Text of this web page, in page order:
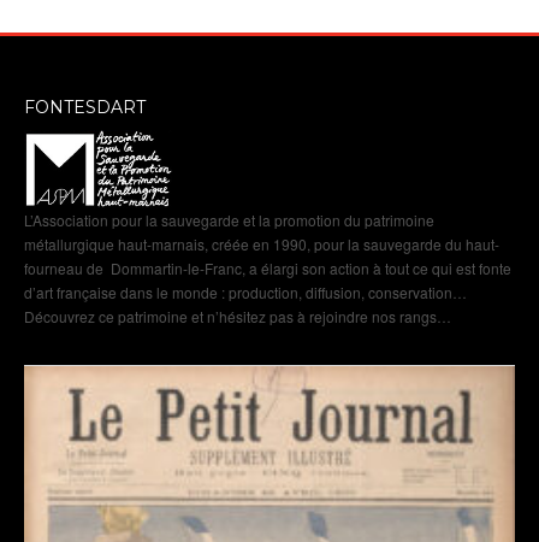
FONTESDART
L’Association pour la sauvegarde et la promotion du patrimoine
métallurgique haut-marnais, créée en 1990, pour la sauvegarde du haut-
fourneau de Dommartin-le-Franc, a élargi son action à tout ce qui est fonte
d’art française dans le monde : production, diffusion, conservation…
Découvrez ce patrimoine et n’hésitez pas à rejoindre nos rangs…